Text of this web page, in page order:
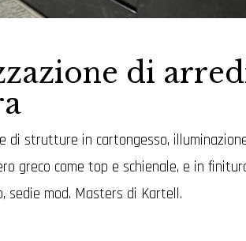
di
strutture in cartongesso,
greco come top e schienale, e in
sedie mod. Masters di Kartell.